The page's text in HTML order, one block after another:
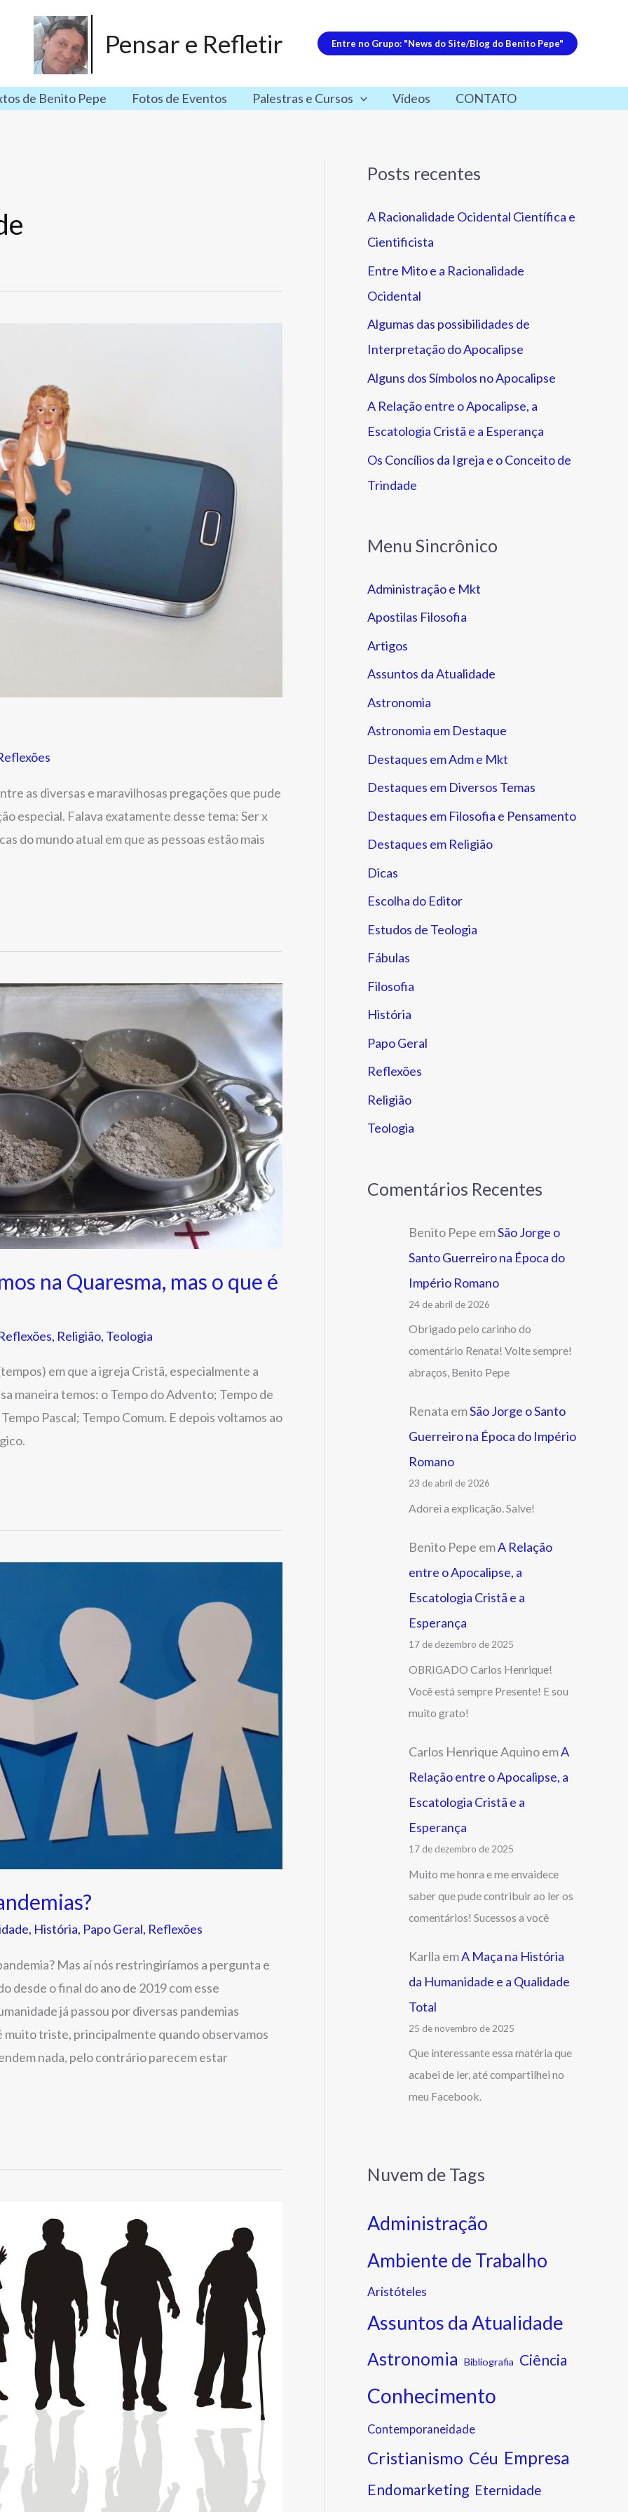
Pensar e Refletir Entre no Grupo: "News do Site/Blog do Benito Pepe"
de Benito Pepe Fotos de Eventos Palestras e Cursos Vídeos CONTATO
as diversas e maravilhosas pregações que pude
especial. Falava exatamente desse tema: Ser x
do mundo atual em que as pessoas estão mais
na Quaresma, mas o que é
, Religião, Teologia
em que a igreja Cristã, especialmente a
maneira temos: o Tempo do Advento; Tempo de
Pascal; Tempo Comum. E depois voltamos ao
, História, Papo Geral, Reflexões
Mas aí nós restringiríamos a pergunta e
desde o final do ano de 2019 com esse
já passou por diversas pandemias
muito triste, principalmente quando observamos
nada, pelo contrário parecem estar
Posts recentes
A Racionalidade Ocidental Científica e
Cientificista
Entre Mito e a Racionalidade
Ocidental
Algumas das possibilidades de
Interpretação do Apocalipse
Alguns dos Símbolos no Apocalipse
A Relação entre o Apocalipse, a
Escatologia Cristã e a Esperança
Os Concílios da Igreja e o Conceito de
Trindade
Menu Sincrônico
Administração e Mkt
Apostilas Filosofia
Artigos
Assuntos da Atualidade
Astronomia
Astronomia em Destaque
Destaques em Adm e Mkt
Destaques em Diversos Temas
Destaques em Filosofia e Pensamento
Destaques em Religião
Dicas
Escolha do Editor
Estudos de Teologia
Fábulas
Filosofia
História
Papo Geral
Reflexões
Religião
Teologia
Comentários Recentes
Benito Pepe emSão Jorge o
Santo Guerreiro na Época do
Império Romano
24 de abril de 2026
Obrigado pelo carinho do
comentário Renata! Volte sempre!
abraços, Benito Pepe
Renata emSão Jorge o Santo
Guerreiro na Época do Império
Romano
23 de abril de 2026
Adorei a explicação. Salve!
Benito Pepe emA Relação
entre o Apocalipse, a
Escatologia Cristã e a
Esperança
17 de dezembro de 2025
OBRIGADO Carlos Henrique!
Você está sempre Presente! E sou
muito grato!
Carlos Henrique AquinoemA
Relação entre o Apocalipse, a
Escatologia Cristã e a
Esperança
17 de dezembro de 2025
Muito me honra e me envaidece
saber que pude contribuir ao ler os
comentários! Sucessos a você
Karlla emA Maça na História
da Humanidade e a Qualidade
Total
25 de novembro de 2025
Que interessante essa matéria que
acabei de ler, até compartilhei no
meu Facebook.
Nuvem de Tags
Administração
Ambiente de Trabalho
Aristóteles
Assuntos da Atualidade
Astronomia Bibliografia Ciência
Conhecimento
Contemporaneidade
Cristianismo Céu Empresa
Endomarketing Eternidade